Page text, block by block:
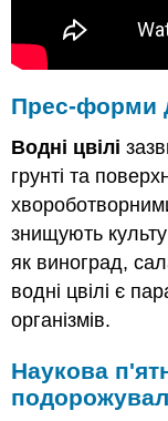
Прес-форми
Водні цвілі
грунті та
знищують
як виноград,
водні цвілі є
організмів.
Наукова